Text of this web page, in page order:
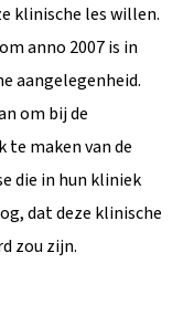
klinische les willen.
anno 2007 is in
aangelegenheid.
om bij de
maken van de
die in hun kliniek
dat deze klinische
zou zijn.